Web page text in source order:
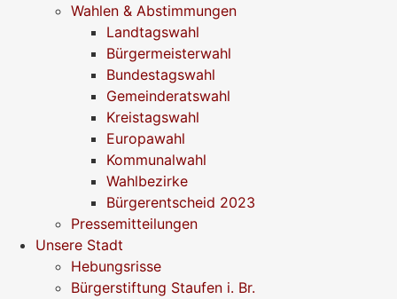
Wahlen & Abstimmungen
Landtagswahl
Bürgermeisterwahl
Bundestagswahl
Gemeinderatswahl
Kreistagswahl
Europawahl
Kommunalwahl
Wahlbezirke
Bürgerentscheid 2023
Pressemitteilungen
Unsere Stadt
Hebungsrisse
Bürgerstiftung Staufen i. Br.